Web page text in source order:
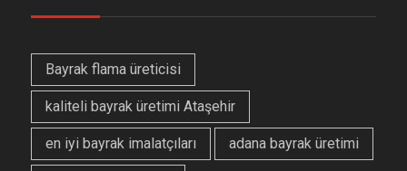
Bayrak flama üreticisi
kaliteli bayrak üretimi Ataşehir
en iyi bayrak imalatçıları adana bayrak üretimi